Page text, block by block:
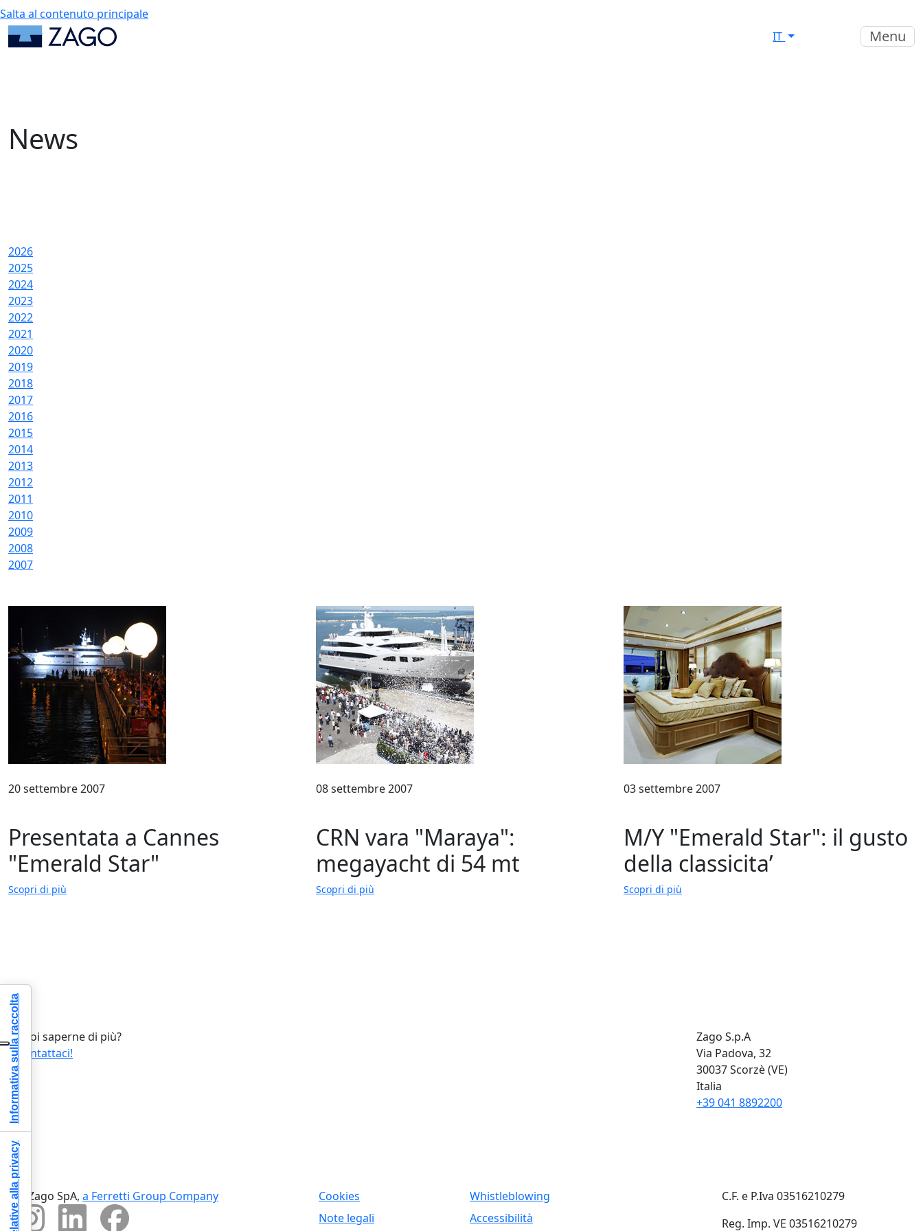
Salta al contenuto principale
IT
Menu
News
2026
2025
2024
2023
2022
2021
2020
2019
2018
2017
2016
2015
2014
2013
2012
2011
2010
2009
2008
2007
20 settembre 2007
Presentata a Cannes
"Emerald Star"
Scopri di più
08 settembre 2007
CRN vara "Maraya":
megayacht di 54 mt
Scopri di più
03 settembre 2007
M/Y "Emerald Star": il gusto
della classicita’
Scopri di più
Vuoi saperne di più?
Contattaci!
Zago S.p.A
Via Padova, 32
30037 Scorzè (VE)
Italia
+39 041 8892200
© Zago SpA, a Ferretti Group Company
Cookies
Note legali
Whistleblowing
Accessibilità
C.F. e P.Iva 03516210279
Reg. Imp. VE 03516210279
Informativa sulla raccolta